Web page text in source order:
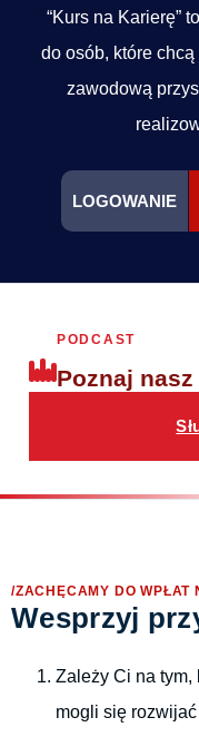
“Kurs na Karierę”
do osób, które
zawodową
LOGOWANIE
PODCAST
Poznaj
/ZACHĘCAMY DO WPŁAT
Wesprzyj
Zależy Ci na tym,
mogli się